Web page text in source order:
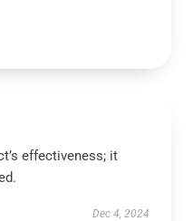
effectiveness; it
Dec 4, 2024